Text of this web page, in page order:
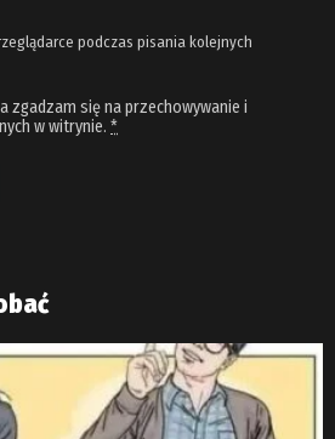
podczas pisania kolejnych
zgadzam się na przechowywanie i
w witrynie. *